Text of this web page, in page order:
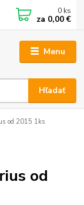
Menu
Hľadať
0 ks
za 0,00 €
od 2015 1ks
od